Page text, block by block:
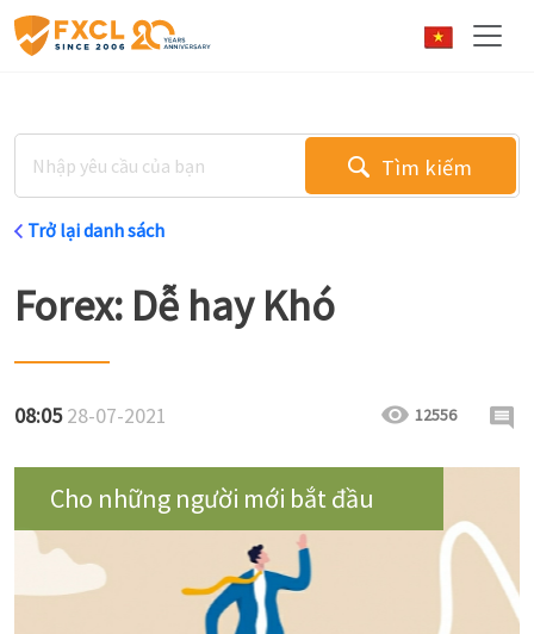
Tìm kiếm
Trở lại danh sách
Forex: Dễ hay Khó
08:0528-07-2021 12556
Cho những người mới bắt đầu